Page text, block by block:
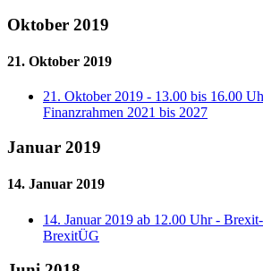
Oktober 2019
21. Oktober 2019
21. Oktober 2019 - 13.00 bis 16.00
Finanzrahmen 2021 bis 2027
Januar 2019
14. Januar 2019
14. Januar 2019 ab 12.00 Uhr -
BrexitÜG